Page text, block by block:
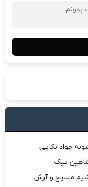
جواد نکایی
تیک
مسیح و آرش